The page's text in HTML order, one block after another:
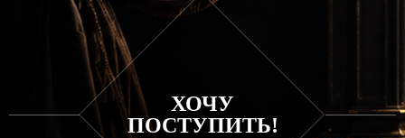
ХОЧУ
ПОСТУПИТЬ!